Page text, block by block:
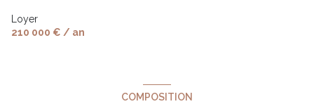
Loyer
210 000 € / an
COMPOSITION